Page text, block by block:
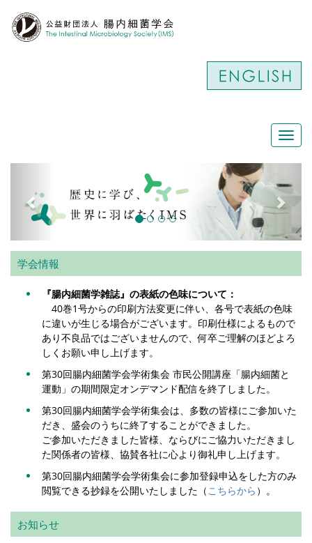
学会情報
『腸内細菌学雑誌』の表紙の色味について：
40巻1号からの印刷方法変更に伴い、各号で表紙の色味
に違いが生じる場合がございます。印刷仕様によるもので
あり不良品ではございませんので、何卒ご理解のほどよろ
しくお願い申し上げます。
第30回腸内細菌学会学術集会 市民公開講座「腸内細菌と
運動」の期間限定オンデマンド配信を終了しました。
第30回腸内細菌学会学術集会は、多数の皆様にご参加いた
だき、盛会のうちに終了することができました。
ご参加いただきました皆様、ならびにご協力いただきまし
た関係者の皆様、協賛各社に心より御礼申し上げます。
第30回腸内細菌学会学術集会に参加登録申込をした方のみ
閲覧できる抄録を公開いたしました（こちらから ）。
お知らせ